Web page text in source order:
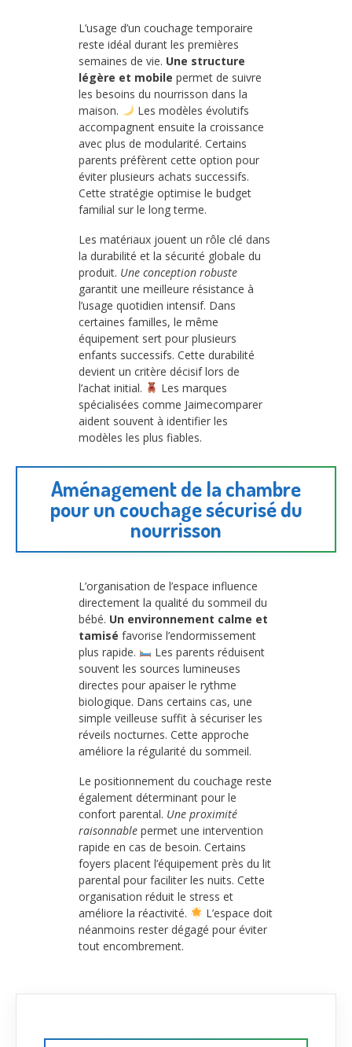
L’usage d’un couchage temporaire
reste idéal durant les premières
semaines de vie. Une structure
légère et mobile permet de suivre
les besoins du nourrisson dans la
maison.
Les modèles évolutifs
accompagnent ensuite la croissance
avec plus de modularité. Certains
parents préfèrent cette option pour
éviter plusieurs achats successifs.
Cette stratégie optimise le budget
familial sur le long terme.
Les matériaux jouent un rôle clé dans
la durabilité et la sécurité globale du
produit. Une conception robuste
garantit une meilleure résistance à
l’usage quotidien intensif. Dans
certaines familles, le même
équipement sert pour plusieurs
enfants successifs. Cette durabilité
devient un critère décisif lors de
l’achat initial.
Les marques
spécialisées comme Jaimecomparer
aident souvent à identifier les
modèles les plus fiables.
Aménagement de la chambre
pour un couchage sécurisé du
nourrisson
L’organisation de l’espace influence
directement la qualité du sommeil du
bébé. Un environnement calme et
tamisé favorise l’endormissement
plus rapide.
Les parents réduisent
souvent les sources lumineuses
directes pour apaiser le rythme
biologique. Dans certains cas, une
simple veilleuse suffit à sécuriser les
réveils nocturnes. Cette approche
améliore la régularité du sommeil.
Le positionnement du couchage reste
également déterminant pour le
confort parental. Une proximité
raisonnable permet une intervention
rapide en cas de besoin. Certains
foyers placent l’équipement près du lit
parental pour faciliter les nuits. Cette
organisation réduit le stress et
améliore la réactivité.
L’espace doit
néanmoins rester dégagé pour éviter
tout encombrement.